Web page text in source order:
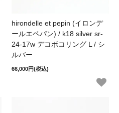
hirondelle et pepin (イロンデ
ールエペパン) / k18 silver sr-
24-17w デコボコリング L / シ
ルバー
66,000円(税込)